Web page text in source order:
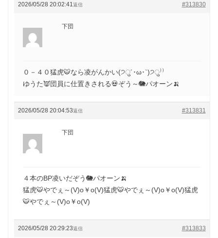
2026/05/28 20:02:41 #313830
返信
下団
０－４０猛虎🐯なら凌がんかい(੭ु´･ω･`)੭ु⁾⁾
ゆうた👿団員に仕置きされる💀ぞう～🐘パオーン🍌
2026/05/28 20:04:53 #313831
返信
下団
４本のBP凌いだぞう🐘パオーン🍌
猛虎🐯やでぇ～(V)o￥o(V)猛虎🐯やでぇ～(V)o￥o(V)猛虎
🐯やでぇ～(V)o￥o(V)
2026/05/28 20:29:23 #313833
返信